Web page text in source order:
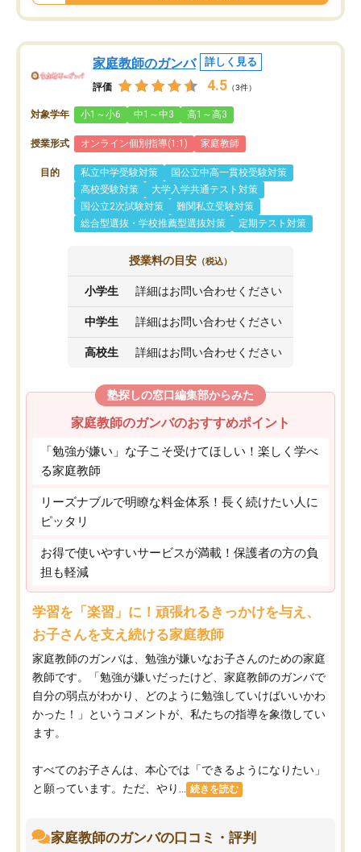
家庭教師のガンバ 詳しく見る
評価 4.5 （3件）
対象学年 小1～小6 中1～中3 高1～高3
授業形式 オンライン個別指導(1:1) 家庭教師
目的 私立中学受験対策
国公立中高一貫校受験対策
高校受験対策
大学入学共通テスト対策
国公立2次試験対策
難関私立受験対策
総合型選抜・学校推薦型選抜対策
定期テスト対策
授業料の目安 （税込）
小学生 詳細はお問い合わせください
中学生 詳細はお問い合わせください
高校生 詳細はお問い合わせください
塾探しの窓口編集部からみた
家庭教師のガンバのおすすめポイント
「勉強が嫌い」な子こそ受けてほしい！楽しく学べ
る家庭教師
リーズナブルで明瞭な料金体系！長く続けたい人に
ピッタリ
お得で使いやすいサービスが満載！保護者の方の負
担も軽減
学習を「楽習」に！頑張れるきっかけを与え、
お子さんを支え続ける家庭教師
家庭教師のガンバは、勉強が嫌いなお子さんのための家庭
教師です。「勉強が嫌いだったけど、家庭教師のガンバで
自分の弱点がわかり、どのように勉強していけばいいかわ
かった！」というコメントが、私たちの指導を象徴してい
ます。
すべてのお子さんは、本心では「できるようになりたい」
と願っています。ただ、やり...
続きを読む
家庭教師のガンバの口コミ・評判